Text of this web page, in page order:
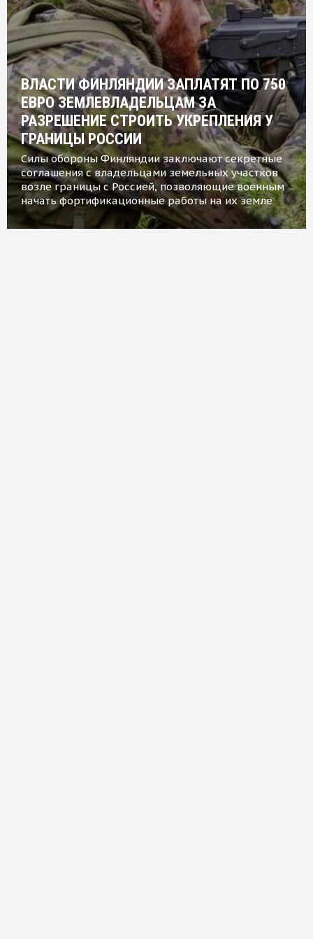
ВЛАСТИ ФИНЛЯНДИИ ЗАПЛАТЯТ ПО 750
ЕВРО ЗЕМЛЕВЛАДЕЛЬЦАМ ЗА
РАЗРЕШЕНИЕ СТРОИТЬ УКРЕПЛЕНИЯ У
ГРАНИЦЫ РОССИИ
Силы обороны Финляндии заключают секретные
соглашения с владельцами земельных участков
возле границы с Россией, позволяющие военным
начать фортификационные работы на их земле